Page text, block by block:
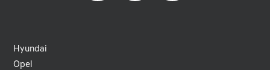
Hyundai
Opel